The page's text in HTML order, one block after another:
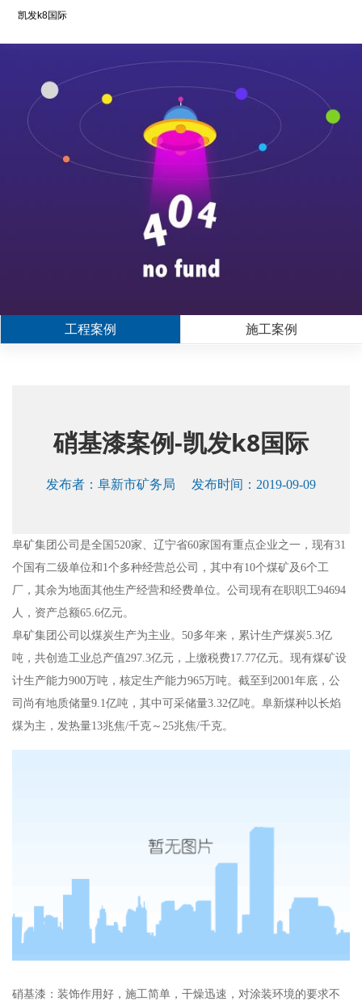
凯发k8国际
工程案例 施工案例
硝基漆案例-凯发k8国际
发布者： 阜新市矿务局 发布时间：2019-09-09
阜矿集团公司是全国520家、辽宁省60家国有重点企业之一，现有31
个国有二级单位和1个多种经营总公司，其中有10个煤矿及6个工
厂，其余为地面其他生产经营和经费单位。公司现有在职职工94694
人，资产总额65.6亿元。
阜矿集团公司以煤炭生产为主业。50多年来，累计生产煤炭5.3亿
吨，共创造工业总产值297.3亿元，上缴税费17.77亿元。现有煤矿设
计生产能力900万吨，核定生产能力965万吨。截至到2001年底，公
司尚有地质储量9.1亿吨，其中可采储量3.32亿吨。阜新煤种以长焰
煤为主，发热量13兆焦/千克～25兆焦/千克。
硝基漆：装饰作用好，施工简单，干燥迅速，对涂装环境的要求不